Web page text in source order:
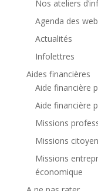
Nos ateliers
Agenda des
Actualités
Infolettres
Aides financières
Aide financière
Aide financière
Missions
Missions
Missions
économique